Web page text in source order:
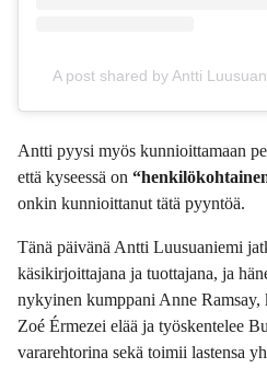
A post shared by Antti
Antti pyysi myös kunnioittamaan
että kyseessä on
onkin kunnioittanut tätä pyyntöä.
Tänä päivänä Antti Luusuaniemi
käsikirjoittajana ja tuottajana, ja
nykyinen kumppani Anne
Zoé Érmezei elää ja työskentelee
vararehtorina sekä toimii lastensa